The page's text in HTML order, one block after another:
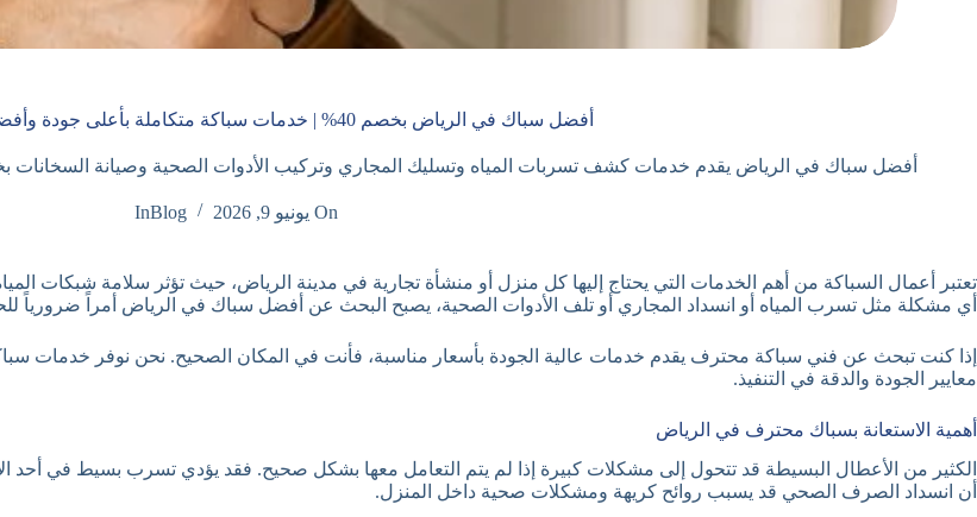
أفضل سباك في الرياض بخصم 40% | خدمات سباكة متكاملة بأعلى جودة وأفضل الأسعار
أفضل سباك في الرياض يقدم خدمات كشف تسربات المياه وتسليك المجاري وتركيب الأدوات الصحية وصيانة السخانات بخصم يصل إلى 40% وخدمة
On يونيو 9, 2026 InBlog
تعتبر أعمال السباكة من أهم الخدمات التي يحتاج إليها كل منزل أو منشأة تجارية في مدينة الرياض، حيث تؤثر سلامة
أي مشكلة مثل تسرب المياه أو انسداد المجاري أو تلف الأدوات الصحية، يصبح البحث عن أفضل سباك في الرياض أمراً ضرورياً
معايير الجودة والدقة في التنفيذ.
أهمية الاستعانة بسباك محترف في الرياض
الكثير من الأعطال البسيطة قد تتحول إلى مشكلات كبيرة إذا لم يتم التعامل معها بشكل صحيح. فقد يؤدي تسرب بسيط في أحد
أن انسداد الصرف الصحي قد يسبب روائح كريهة ومشكلات صحية داخل المنزل.